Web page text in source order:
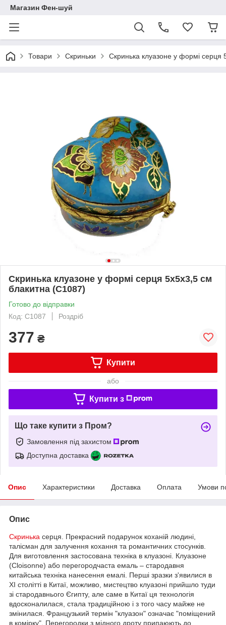
Магазин Фен-шуй
Товари Скриньки Скринька клуазоне у формі
Скринька клуазоне у формі серця 5х5х3,5 см
блакитна (С1087)
Готово до відправки
Код: С1087
Роздріб
377 ₴
Купити
або
Купити з
Що таке купити з Пром?
Замовлення під захистом
Доступна доставка
Опис Характеристики Доставка Оплата Умови
Опис
Скринька серця. Прекрасний подарунок коханій людині,
талісман для залучення кохання та романтичних стосунків.
Для виготовлення застосована техніка в клуазоні. Клуазоне
(Cloisonne) або перегородчаста емаль – стародавня
китайська техніка нанесення емалі. Перші зразки з'явилися в
XI столітті в Китаї, можливо, мистецтво клуазоні прийшло туди
зі стародавнього Єгипту, але саме в Китаї ця технологія
вдосконалилася, стала традиційною і з того часу майже не
змінилася. Французький термін "клуазон" означає "поміщений
в комірку". Перегородки з мідного дроту припаюють до